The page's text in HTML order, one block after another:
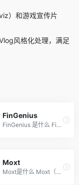
）和游戏宣传片
风格化处理，满足
FinGenius
FinGenius 是什么 FinGenius ...
Moxt
Moxt是什么 Moxt（More Conte...